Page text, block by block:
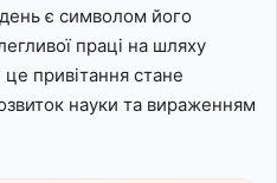
є символом його
праці на шляху
привітання стане
науки та вираженням